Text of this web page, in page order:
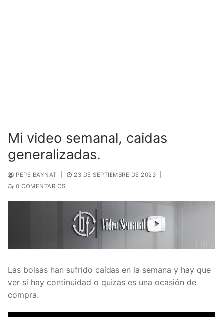
Mi video semanal, caidas
generalizadas.
PEPE BAYNAT 23 DE SEPTIEMBRE DE 2023
0 COMENTARIOS
Las bolsas han sufrido caídas en la semana y hay que
ver si hay continuidad o quizas es una ocasión de
compra.